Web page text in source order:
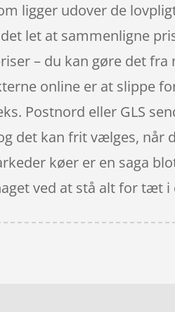
ligger udover de
let at sammenligne
– du kan gøre det fra
online er at slippe
Postnord eller GLS
det kan frit vælges, når
køer er en saga
ved at stå alt for tæt i